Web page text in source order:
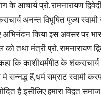
के आचार्य प्रो. रामनारायण
अनन्त विभूषित पूज्य स्वामी
किया इस अवसर पर
तथा मंत्री प्रो. रामनारायण
कि काशीधर्मपीठ के शंकराचार्य
मे सन्नद्ध हैं,धर्म सम्राट स्वामी
है इसीलिए हमारा विद्वत